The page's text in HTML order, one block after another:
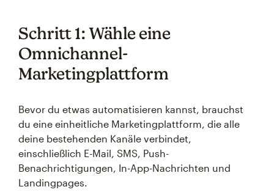
Schritt 1: Wähle eine
Omnichannel-
Marketingplattform
Bevor du etwas automatisieren kannst, brauchst
du eine einheitliche Marketingplattform, die alle
deine bestehenden Kanäle verbindet,
einschließlich E-Mail, SMS, Push-
Benachrichtigungen, In-App-Nachrichten und
Landingpages.